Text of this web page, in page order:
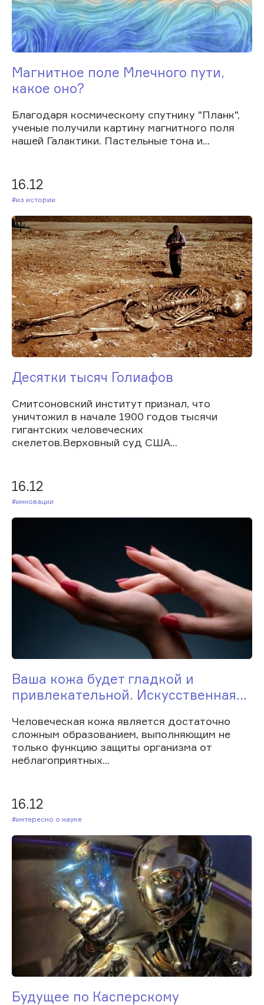
Магнитное поле Млечного пути,
какое оно?
Благодаря космическому спутнику "Планк",
ученые получили картину магнитного поля
нашей Галактики. Пастельные тона и...
16.12
#Из истории
Десятки тысяч Голиафов
Смитсоновский институт признал, что
уничтожил в начале 1900 годов тысячи
гигантских человеческих
скелетов.Верховный суд США...
16.12
#Инновации
Ваша кожа будет гладкой и
привлекательной. Искусственная...
Человеческая кожа является достаточно
сложным образованием, выполняющим не
только функцию защиты организма от
неблагоприятных...
16.12
#Интересно о науке
Будущее по Касперскому